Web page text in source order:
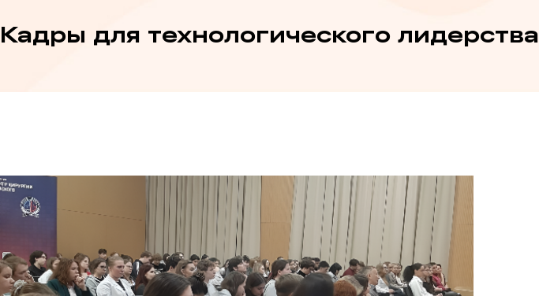
Кадры для технологического лидерства